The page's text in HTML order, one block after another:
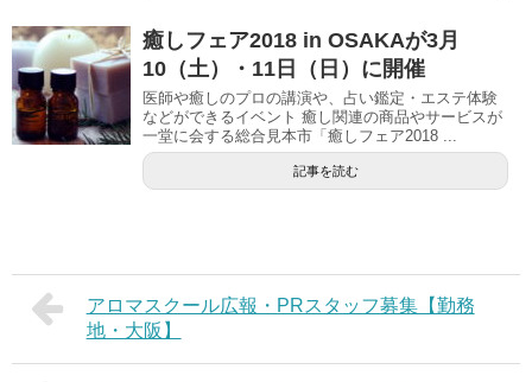
癒しフェア2018 in OSAKAが3月
10（土）・11日（日）に開催
医師や癒しのプロの講演や、占い鑑定・エステ体験
などができるイベント 癒し関連の商品やサービスが
一堂に会する総合見本市「癒しフェア2018 ...
記事を読む
アロマスクール広報・PRスタッフ募集【勤務
地・大阪】